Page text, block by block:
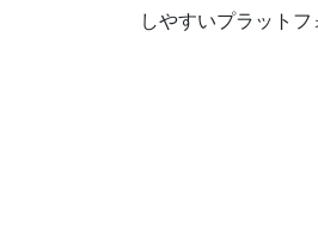
しやすいプラット